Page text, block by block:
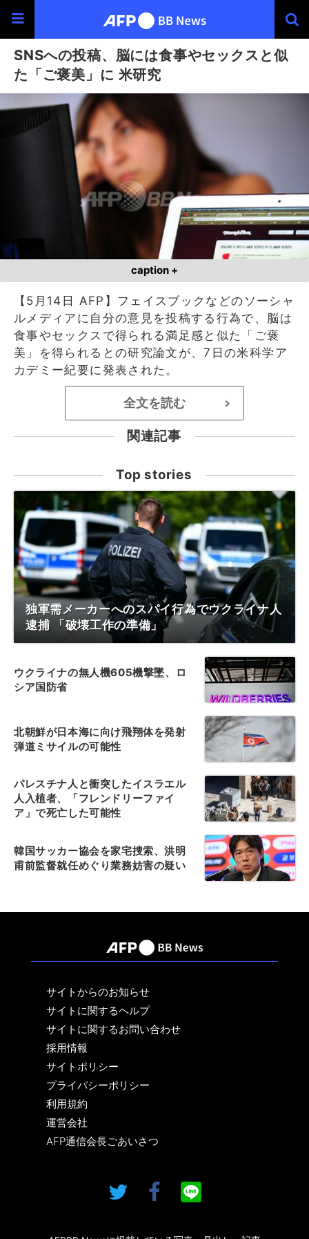
SNSへの投稿、脳には食事やセックスと似
た「ご褒美」に 米研究
caption +
【5月14日 AFP】フェイスブックなどのソーシャ
ルメディアに自分の意見を投稿する行為で、脳は
食事やセックスで得られる満足感と似た「ご褒
美」を得られるとの研究論文が、7日の米科学ア
カデミー紀要に発表された。
全文を読む >
関連記事
Top stories
独軍需メーカーへのスパイ行為でウクライナ人
逮捕 「破壊工作の準備」
ウクライナの無人機605機撃墜、ロ
シア国防省
北朝鮮が日本海に向け飛翔体を発射
弾道ミサイルの可能性
パレスチナ人と衝突したイスラエル
人入植者、「フレンドリーファイ
ア」で死亡した可能性
韓国サッカー協会を家宅捜索、洪明
甫前監督就任めぐり業務妨害の疑い
サイトからのお知らせ
サイトに関するヘルプ
サイトに関するお問い合わせ
採用情報
サイトポリシー
プライバシーポリシー
利用規約
運営会社
AFP通信会長ごあいさつ